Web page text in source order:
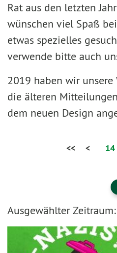
Rat aus den letzten
wünschen viel Spaß
etwas spezielles
verwende bitte auch
2019 haben wir unsere
die älteren
dem neuen Design
<< < 14
Ausgewählter